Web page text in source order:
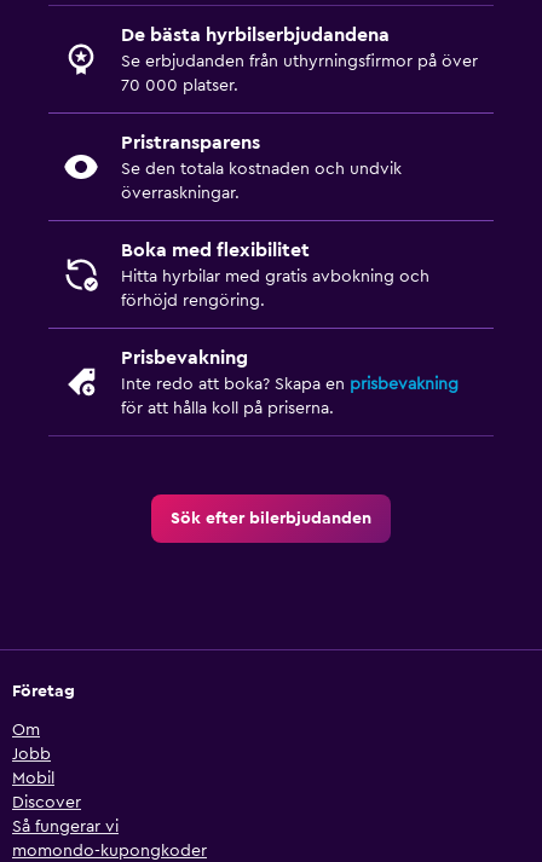
De bästa hyrbilserbjudandena
Se erbjudanden från uthyrningsfirmor på över
70 000 platser.
Pristransparens
Se den totala kostnaden och undvik
överraskningar.
Boka med flexibilitet
Hitta hyrbilar med gratis avbokning och
förhöjd rengöring.
Prisbevakning
Inte redo att boka? Skapa en prisbevakning
för att hålla koll på priserna.
Sök efter bilerbjudanden
Företag
Om
Jobb
Mobil
Discover
Så fungerar vi
momondo-kupongkoder